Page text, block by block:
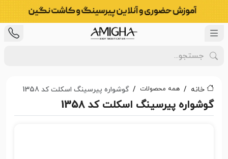
خانه همه محصولات گوشواره پیرسینگ اسکلت کد 1358
گوشواره پیرسینگ اسکلت کد 1358